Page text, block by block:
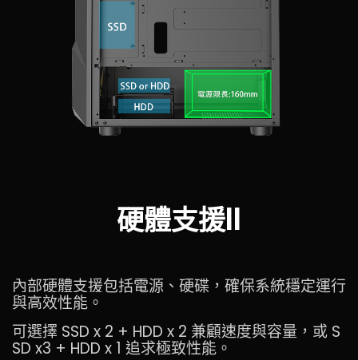
硬體支援II
內部硬體支援包括電源、硬碟，確保系統穩定運行
與高效性能。
可選擇 SSD x 2 + HDD x 2 兼顧速度與容量，或 S
SD x3 + HDD x 1 追求極致性能。